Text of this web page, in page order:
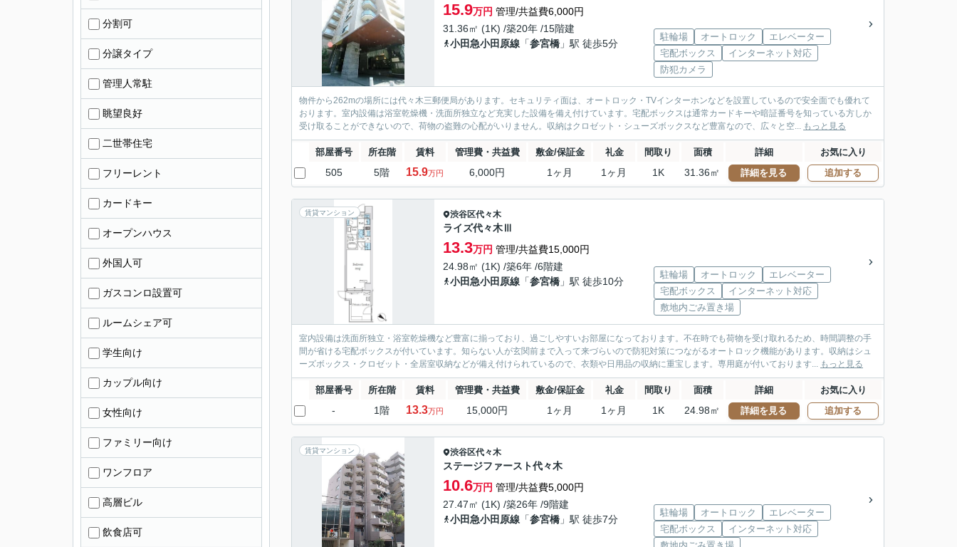
15.9万円 管理/共益費6,000円
31.36㎡ (1K) /築20年 /15階建
小田急小田原線 「参宮橋 」駅 徒歩5分
駐輪場 オートロック
エレベーター
宅配ボックス
インターネット対応
防犯カメラ
物件から262mの場所には代々木三郵便局があります。セキュリティ面は、オートロック・TVインターホンなどを設置しているので安全面でも優れて
おります。室内設備は浴室乾燥機・洗面所独立など充実した設備を備え付けています。宅配ボックスは通常カードキーや暗証番号を知っている方しか
受け取ることができないので、荷物の盗難の心配がいりません。収納はクロゼット・シューズボックスなど豊富なので、広々と空... もっと見る
部屋番号 所在階 賃料 管理費・共益費 敷金/保証金 礼金 間取り 面積 詳細 お気に入り
505 5階 15.9万円 6,000円 1ヶ月 1ヶ月 1K 31.36㎡ 詳細を見る 追加する
賃貸マンション 渋谷区代々木
ライズ代々木Ⅲ
13.3万円 管理/共益費15,000円
24.98㎡ (1K) /築6年 /6階建
小田急小田原線 「参宮橋 」駅 徒歩10分
駐輪場 オートロック
エレベーター
宅配ボックス
インターネット対応
敷地内ごみ置き場
室内設備は洗面所独立・浴室乾燥機など豊富に揃っており、過ごしやすいお部屋になっております。不在時でも荷物を受け取れるため、時間調整の手
間が省ける宅配ボックスが付いています。知らない人が玄関前まで入って来づらいので防犯対策につながるオートロック機能があります。収納はシュ
ーズボックス・クロゼット・全居室収納などが備え付けられているので、衣類や日用品の収納に重宝します。専用庭が付いております... もっと見る
部屋番号 所在階 賃料 管理費・共益費 敷金/保証金 礼金 間取り 面積 詳細 お気に入り
- 1階 13.3万円 15,000円 1ヶ月 1ヶ月 1K 24.98㎡ 詳細を見る 追加する
賃貸マンション 渋谷区代々木
ステージファースト代々木
10.6万円 管理/共益費5,000円
27.47㎡ (1K) /築26年 /9階建
小田急小田原線 「参宮橋 」駅 徒歩7分
駐輪場 オートロック
エレベーター
宅配ボックス
インターネット対応
分割可
分譲タイプ
管理人常駐
眺望良好
二世帯住宅
フリーレント
カードキー
オープンハウス
外国人可
ガスコンロ設置可
ルームシェア可
学生向け
カップル向け
女性向け
ファミリー向け
ワンフロア
高層ビル
飲食店可